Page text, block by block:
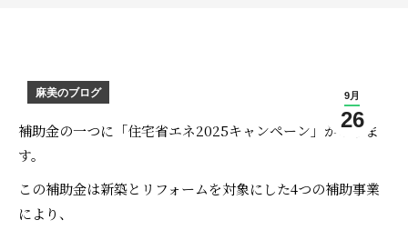
9月
26
麻美のブログ
補助金の一つに「住宅省エネ2025キャンペーン」がありま
す。
この補助金は新築とリフォームを対象にした4つの補助事業
により、